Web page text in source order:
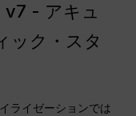
- アキュ
ック・スタ
ライゼーションでは